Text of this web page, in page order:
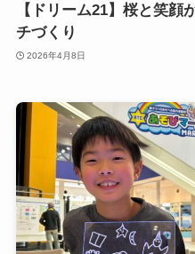
【ドリーム21】桜と笑顔
チづくり
2026年4月8日